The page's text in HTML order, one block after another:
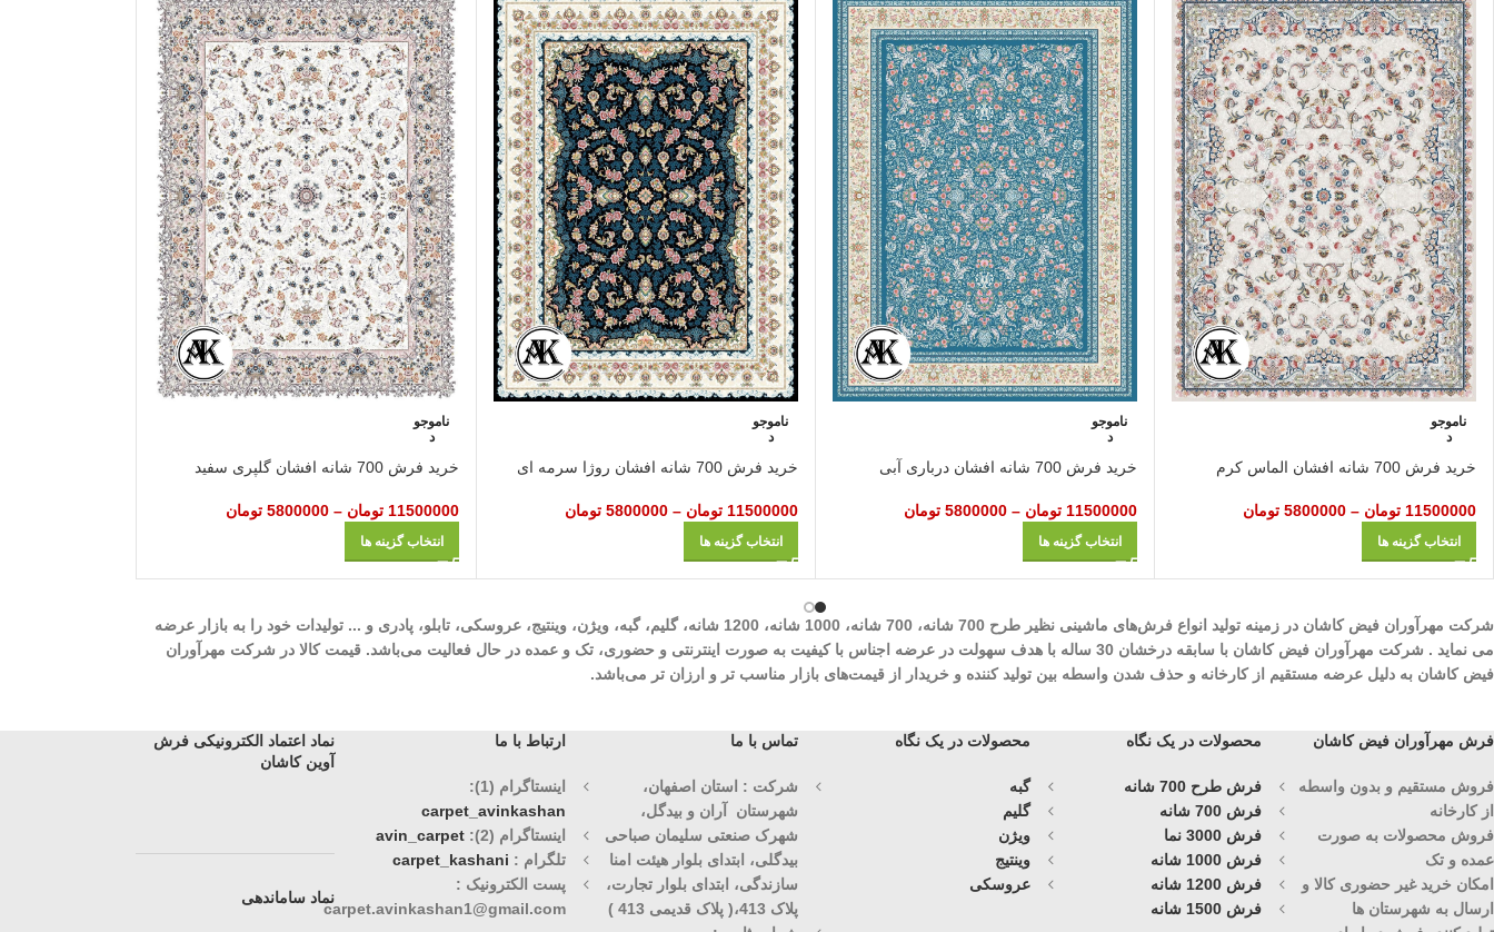
ناموجو
د
خرید فرش 700 شانه افشان الماس کرم
11500000 تومان –
5800000 تومان
انتخاب گزینه ها
ناموجو
د
خرید فرش 700 شانه افشان درباری آبی
11500000 تومان –
5800000 تومان
انتخاب گزینه ها
ناموجو
د
خرید فرش 700 شانه افشان روژا سرمه ای
11500000 تومان –
5800000 تومان
انتخاب گزینه ها
ناموجو
د
خرید فرش 700 شانه افشان گلپری سفید
11500000 تومان –
5800000 تومان
انتخاب گزینه ها
شرکت مهرآوران فیض کاشان در زمینه تولید انواع فرش‌های ماشینی نظیر طرح 700 شانه، 700 شانه، 1000 شانه، 1200 شانه، گلیم، گبه، ویژن، وینتیج، عروسکی، تابلو، پادری و ... تولیدات خود را به بازار عرضه
می نماید . شرکت مهرآوران فیض کاشان با سابقه درخشان 30 ساله با هدف سهولت در عرضه اجناس با کیفیت به صورت اینترنتی و حضوری، تک و عمده در حال فعالیت می‌باشد. قیمت کالا در شرکت مهرآوران
فیض کاشان به دلیل عرضه مستقیم از کارخانه و حذف شدن واسطه بین تولید کننده و خریدار از قیمت‌های بازار مناسب تر و ارزان تر می‌باشد.
فرش مهرآوران فیض کاشان
فروش مستقیم و بدون واسطه
از کارخانه
فروش محصولات به صورت
عمده و تک
امکان خرید غیر حضوری کالا و
ارسال به شهرستان ها
محصولات در یک نگاه
فرش طرح 700 شانه
فرش 700 شانه
فرش 3000 نما
فرش 1000 شانه
فرش 1200 شانه
فرش 1500 شانه
محصولات در یک نگاه
گبه
گلیم
ویژن
وینتیج
عروسکی
تماس با ما
شرکت : استان اصفهان،
شهرستان آران و بیدگل،
شهرک صنعتی سلیمان صباحی
بیدگلی، ابتدای بلوار هیئت امنا
سازندگی، ابتدای بلوار تجارت،
پلاک 413،( پلاک قدیمی 413 )
ارتباط با ما
اینستاگرام (1):
carpet_avinkashan
اینستاگرام (2):
avin_carpet
تلگرام : carpet_kashani
پست الکترونیک :
carpet.avinkashan1@gmail.com
نماد اعتماد الکترونیکی فرش
آوین کاشان
نماد ساماندهی